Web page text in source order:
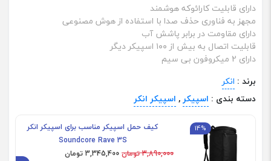
دارای قابلیت کارائوکه هوشمند
مجهز به فناوری حذف صدا با استفاده از هوش مصنوعی
دارای مقاومت در برابر پاشش آب
قابلیت اتصال به بیش از ۱۰۰ اسپیکر دیگر
دارای 2 میکروفون بی سیم
برند : انکر
دسته بندی : اسپیکر, اسپیکر انکر
14%
کیف حمل اسپیکر مناسب برای اسپیکر انکر
Soundcore Rave 3S
3,890,000 تومان
3,345,400 تومان